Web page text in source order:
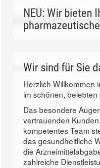
NEU: Wir bieten
Wir sind für Sie
Herzlich Willkommen
im schönen,
Das besondere
vertrauenden
kompetentes Team
das gesundheitliche
die
zahlreiche